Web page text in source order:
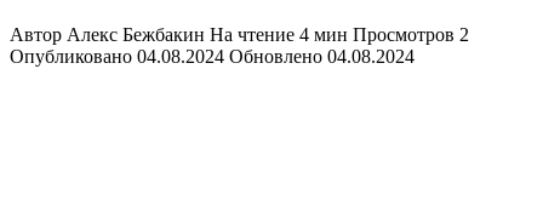
Автор Алекс Бежбакин На чтение 4 мин Просмотров 2
Опубликовано 04.08.2024 Обновлено 04.08.2024